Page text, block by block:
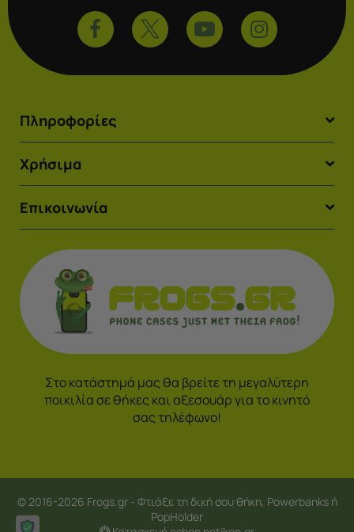
Πληροφορίες
Χρήσιμα
Επικοινωνία
Στο κατάστημά μας θα βρείτε τη μεγαλύτερη
ποικιλία σε θήκες και αξεσουάρ για το κινητό
σας τηλέφωνο!
© 2016-2026 Frogs.gr - Φτιάξε τη δική σου θήκη, Powerbanks ή
PopHolder